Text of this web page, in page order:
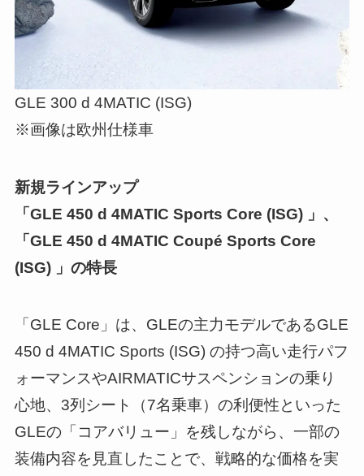
GLE 300 d 4MATIC (ISG)
※画像は欧州仕様車
新規ラインアップ
「GLE 450 d 4MATIC Sports Core (ISG) 」、
「GLE 450 d 4MATIC Coupé Sports Core
(ISG) 」の特長
「GLE Core」は、GLEの主力モデルであるGLE
450 d 4MATIC Sports (ISG) の持つ高い走行パフ
ォーマンスやAIRMATICサスペンションの乗り
心地、3列シート（7名乗車）の利便性といった
GLEの「コアバリュー」を残しながら、一部の
装備内容を見直したことで、戦略的な価格を実